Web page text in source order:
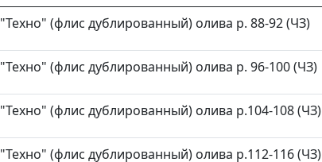
(флис дублированный) олива р. 88-92 (ЧЗ)
(флис дублированный) олива р. 96-100 (ЧЗ)
(флис дублированный) олива р.104-108 (ЧЗ)
(флис дублированный) олива р.112-116 (ЧЗ)